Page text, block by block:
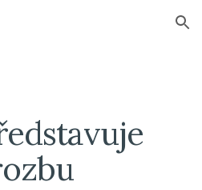
Skip to navigation